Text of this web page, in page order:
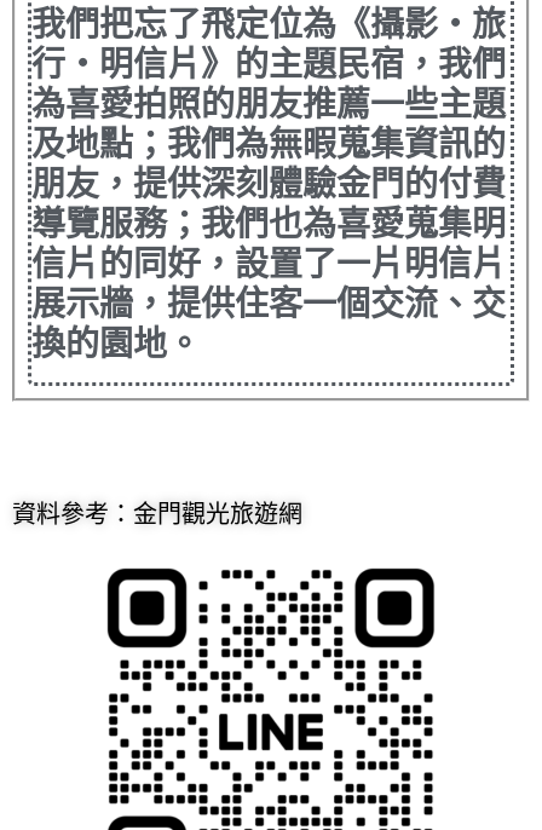
我們把忘了飛定位為《攝影‧旅
行‧明信片》的主題民宿，我們
為喜愛拍照的朋友推薦一些主題
及地點；我們為無暇蒐集資訊的
朋友，提供深刻體驗金門的付費
導覽服務；我們也為喜愛蒐集明
信片的同好，設置了一片明信片
展示牆，提供住客一個交流、交
換的園地。
資料參考：金門觀光旅遊網